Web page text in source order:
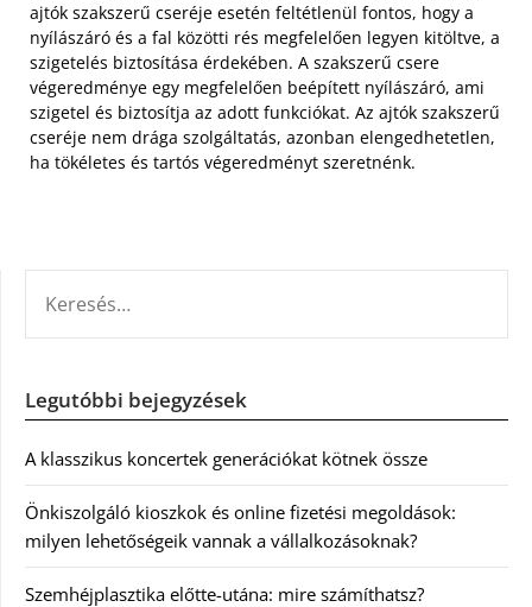
ajtók szakszerű cseréje esetén feltétlenül fontos, hogy a
nyílászáró és a fal közötti rés megfelelően legyen kitöltve, a
szigetelés biztosítása érdekében. A szakszerű csere
végeredménye egy megfelelően beépített nyílászáró, ami
szigetel és biztosítja az adott funkciókat. Az ajtók szakszerű
cseréje nem drága szolgáltatás, azonban elengedhetetlen,
ha tökéletes és tartós végeredményt szeretnénk.
Legutóbbi bejegyzések
A klasszikus koncertek generációkat kötnek össze
Önkiszolgáló kioszkok és online fizetési megoldások:
milyen lehetőségeik vannak a vállalkozásoknak?
Szemhéjplasztika előtte-utána: mire számíthatsz?